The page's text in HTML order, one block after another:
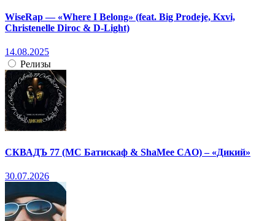
WiseRap — «Where I Belong» (feat. Big Prodeje, Kxvi,
Christenelle Diroc & D-Light)
14.08.2025
Релизы
СКВАДЪ 77 (МС Батискаф & ShaMee CAO) – «Дикий»
30.07.2026